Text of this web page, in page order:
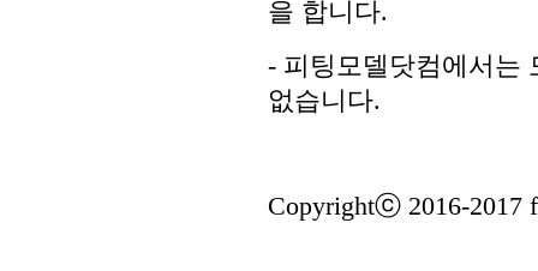
을 합니다.
- 피팅모델닷컴에서는
없습니다.
Copyrightⓒ 2016-2017